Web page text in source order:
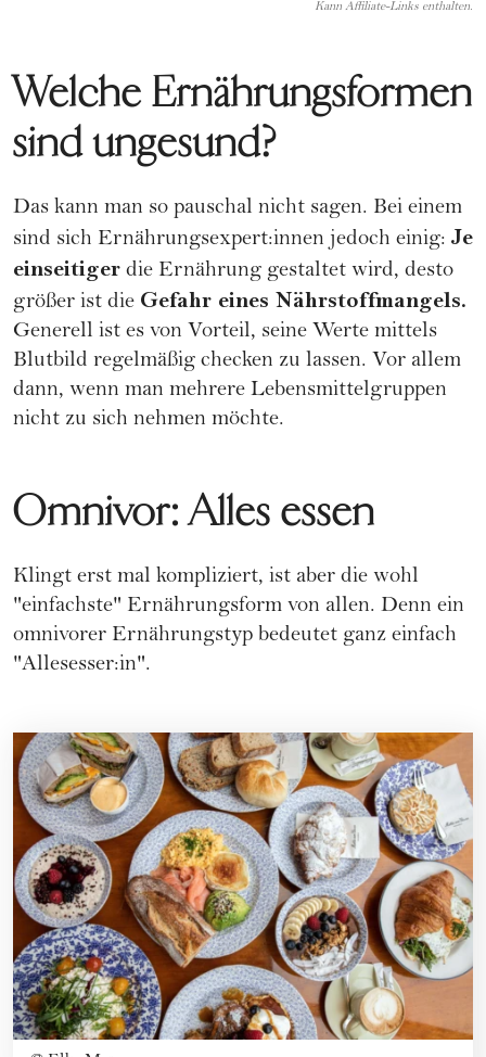
Kann Affiliate-Links enthalten.
Welche Ernährungsformen
sind ungesund?
Das kann man so pauschal nicht sagen. Bei einem
sind sich Ernährungsexpert:innen jedoch einig: Je
einseitiger die Ernährung gestaltet wird, desto
größer ist die Gefahr eines Nährstoffmangels.
Generell ist es von Vorteil, seine Werte mittels
Blutbild regelmäßig checken zu lassen. Vor allem
dann, wenn man mehrere Lebensmittelgruppen
nicht zu sich nehmen möchte.
Omnivor: Alles essen
Klingt erst mal kompliziert, ist aber die wohl
"einfachste" Ernährungsform von allen. Denn ein
omnivorer Ernährungstyp bedeutet ganz einfach
"Allesesser:in".